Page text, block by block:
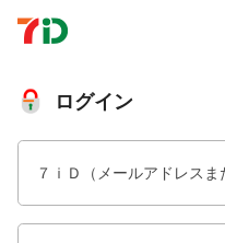
ログイン
７ｉＤ（メールアドレスま